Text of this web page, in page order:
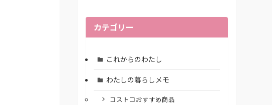
カテゴリー
これからのわたし
わたしの暮らしメモ
コストコおすすめ商品